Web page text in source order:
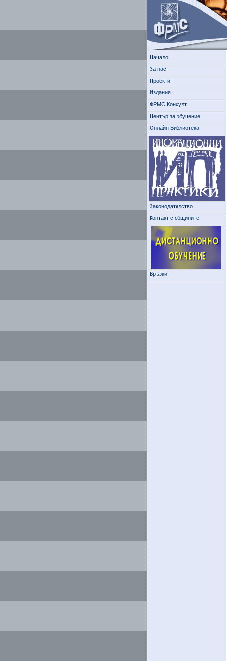
Начало
За нас
Проекти
Издания
ФРМС Консулт
Център за обучение
Онлайн Библиотека
Законодателство
Контакт с общините
Връзки